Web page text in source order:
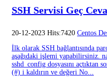
SSH Servisi Geç
20-12-2023 Hits:7420 Centos
İlk olarak SSH bağlantısında
aşağıdaki işlemi yapabilirsiniz.
sshd_config dosyasını açtıktan
(#) i kaldırın ve değeri No...